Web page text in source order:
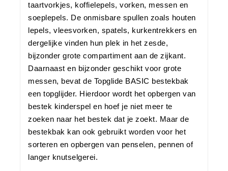
taartvorkjes, koffielepels, vorken, messen en
soeplepels. De onmisbare spullen zoals houten
lepels, vleesvorken, spatels, kurkentrekkers en
dergelijke vinden hun plek in het zesde,
bijzonder grote compartiment aan de zijkant.
Daarnaast en bijzonder geschikt voor grote
messen, bevat de Topglide BASIC bestekbak
een topglijder. Hierdoor wordt het opbergen van
bestek kinderspel en hoef je niet meer te
zoeken naar het bestek dat je zoekt. Maar de
bestekbak kan ook gebruikt worden voor het
sorteren en opbergen van penselen, pennen of
langer knutselgerei.